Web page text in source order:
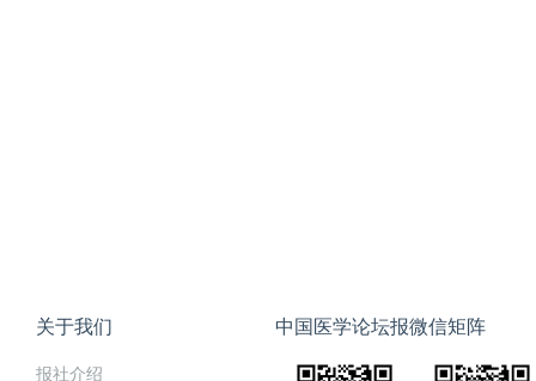
关于我们
报社介绍
中国医学论坛报微信矩阵